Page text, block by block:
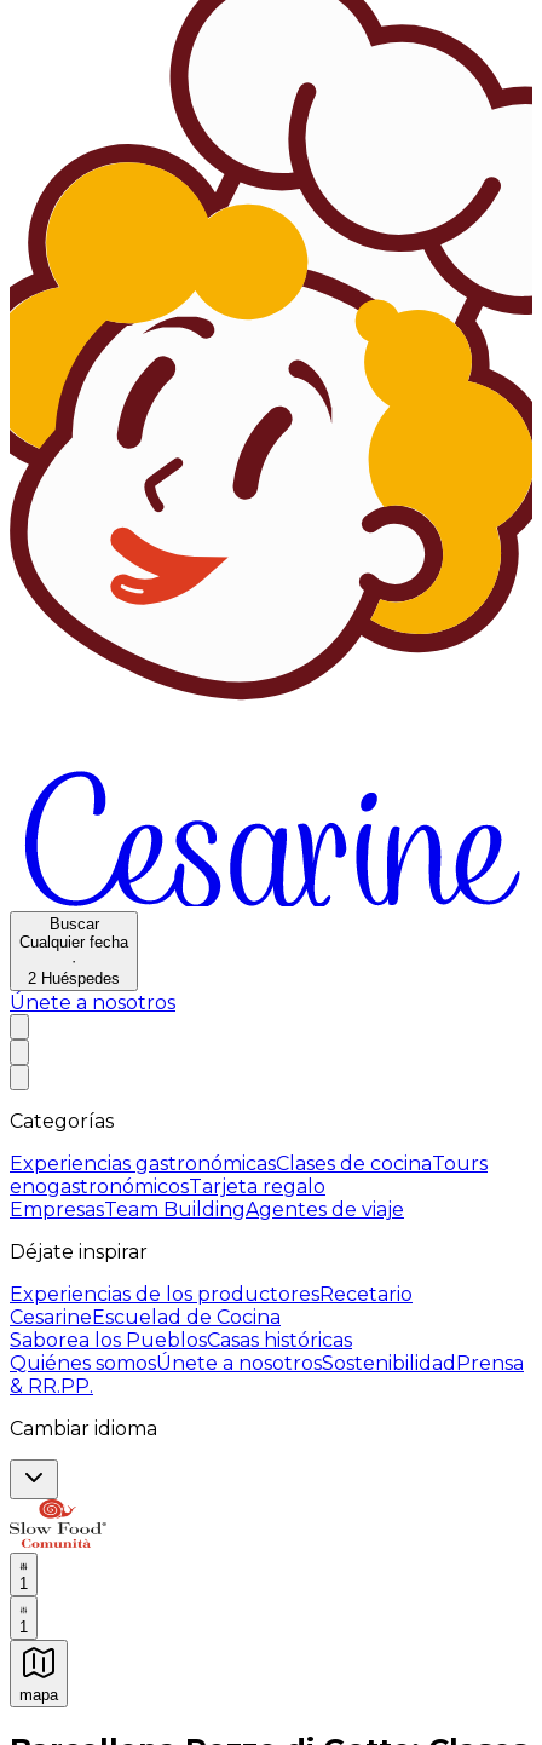
Buscar
Cualquier fecha
·
2 Huéspedes
Únete a nosotros
Categorías
Experiencias gastronómicasClases de cocinaTours
enogastronómicosTarjeta regalo
EmpresasTeam BuildingAgentes de viaje
Déjate inspirar
Experiencias de los productoresRecetario
CesarineEscuelad de Cocina
Saborea los PueblosCasas históricas
Quiénes somosÚnete a nosotrosSostenibilidad Prensa
& RR.PP.
Cambiar idioma
1
1
mapa